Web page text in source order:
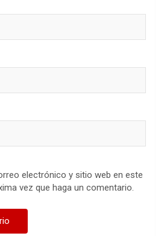
electrónico y sitio web en este
vez que haga un comentario.